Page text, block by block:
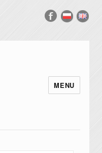
MENU